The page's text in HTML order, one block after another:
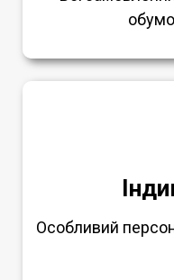
Особливий